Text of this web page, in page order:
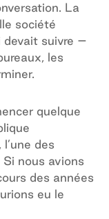
La
société
devait suivre –
les
quelque
des
nous avions
des années
eu le